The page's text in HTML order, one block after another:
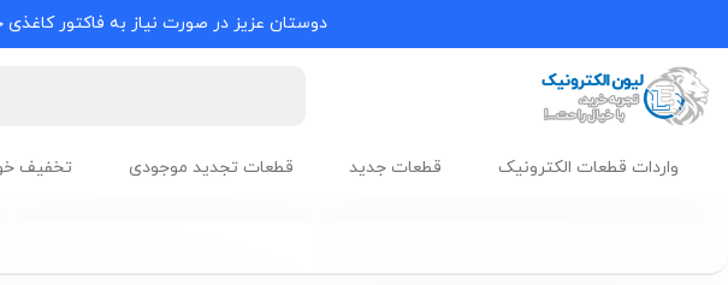
دوستان عزیز در صورت نیاز به فاکتور
واردات قطعات الکترونیک قطعات جدید قطعات تجدید موجودی تخفیف